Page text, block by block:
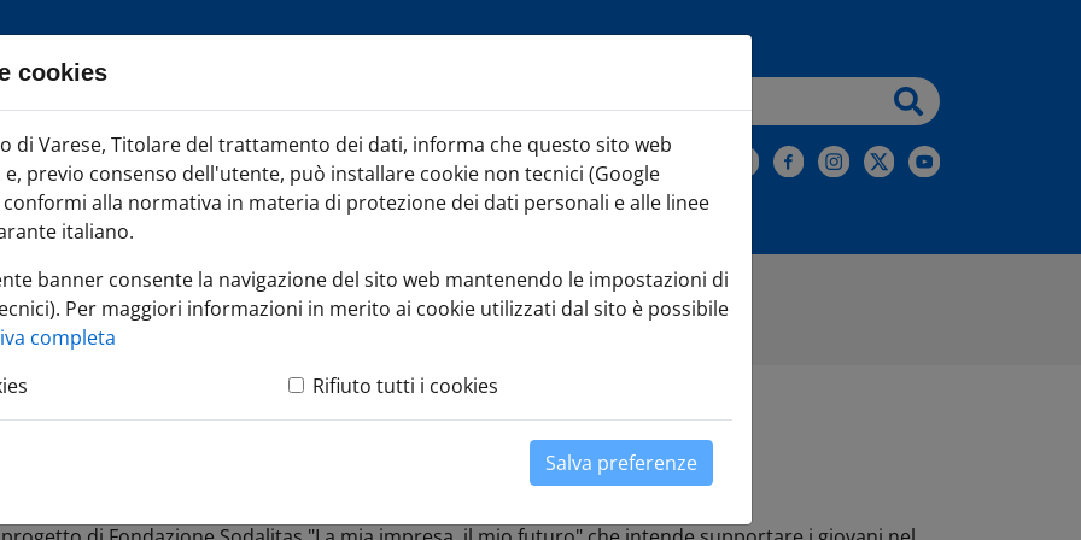
Iscriviti alla Newsletter
futuro
cookies
di Varese, Titolare del trattamento dei dati, informa che questo sito web
previo consenso dell'utente, può installare cookie non tecnici (Google
alla normativa in materia di protezione dei dati personali e alle linee
italiano.
banner consente la navigazione del sito web mantenendo le impostazioni di
Per maggiori informazioni in merito ai cookie utilizzati dal sito è possibile
completa
Rifiuto tutti i cookies
Salva preferenze